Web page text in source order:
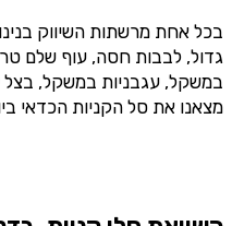
גדול, לבבות חסה, עוף שלם
במשקל, עגבניות במשקל, בצל
מצאנו את סל הקניות הכדאי